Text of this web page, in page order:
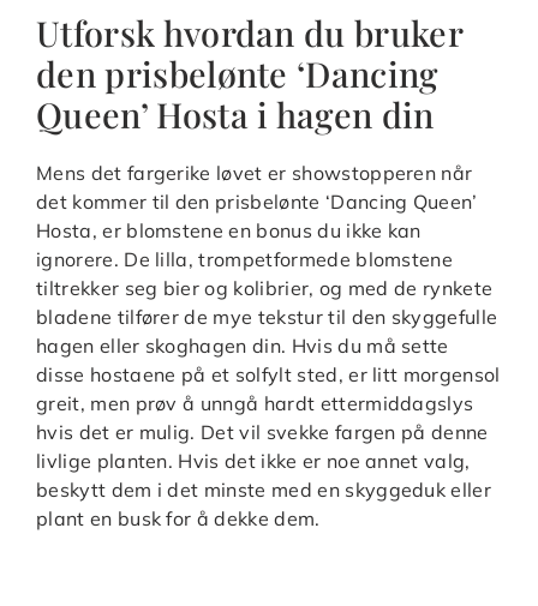
Utforsk hvordan du bruker
den prisbelønte ‘Dancing
Queen’ Hosta i hagen din
Mens det fargerike løvet er showstopperen når
det kommer til den prisbelønte ‘Dancing Queen’
Hosta, er blomstene en bonus du ikke kan
ignorere. De lilla, trompetformede blomstene
tiltrekker seg bier og kolibrier, og med de rynkete
bladene tilfører de mye tekstur til den skyggefulle
hagen eller skoghagen din. Hvis du må sette
disse hostaene på et solfylt sted, er litt morgensol
greit, men prøv å unngå hardt ettermiddagslys
hvis det er mulig. Det vil svekke fargen på denne
livlige planten. Hvis det ikke er noe annet valg,
beskytt dem i det minste med en skyggeduk eller
plant en busk for å dekke dem.